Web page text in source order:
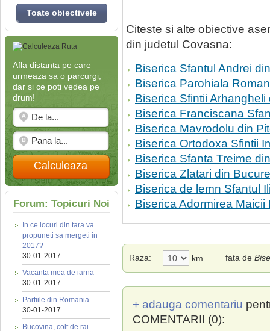
Toate obiectivele
Afla distanta pe care
urmeaza sa o parcurgi,
dar si ce poti vedea pe
drum!
Calculeaza
Forum: Topicuri Noi
In ce locuri din tara va
propuneti sa mergeti in
2017?
30-01-2017
Vacanta mea de iarna
30-01-2017
Partiile din Romania
30-01-2017
Bucovina, colt de rai
Citeste si alte obiective
din judetul Covasna:
Biserica Sfantul Andrei
Biserica Parohiala
Biserica Sfintii Arhangheli
Biserica Franciscana
Biserica Mavrodolu din
Biserica Ortodoxa Sfintii
Biserica Sfanta Treime
Biserica Zlatari din
Biserica de lemn Sfantul
Biserica Adormirea
Raza: km fata de
+ adauga comentariu
COMENTARII (0):